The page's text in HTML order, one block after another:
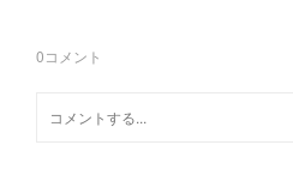
0コメント